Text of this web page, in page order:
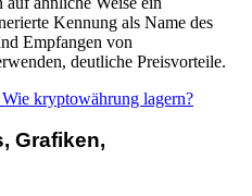
Kennung als Name des
Empfangen von
deutliche Preisvorteile.
kryptowährung lagern?
Grafiken,